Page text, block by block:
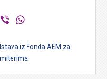
LinkedIn
Viber
iz Fonda AEM za